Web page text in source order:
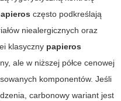
często podkreślają
niealergicznych oraz
klasyczny papieros
ale w niższej półce cenowej
komponentów. Jeśli
carbonowy wariant jest